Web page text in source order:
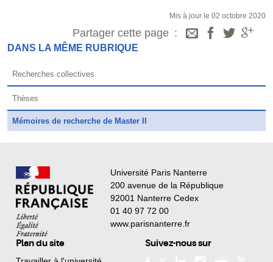
Mis à jour le 02 octobre 2020
Partager cette page
DANS LA MÊME RUBRIQUE
Recherches collectives
Thèses
Mémoires de recherche de Master II
Université Paris Nanterre
200 avenue de la République
92001 Nanterre Cedex
01 40 97 72 00
www.parisnanterre.fr
Plan du site Suivez-nous sur